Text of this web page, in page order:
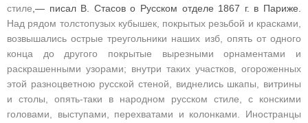
стиле ,— писал В. Стасов о Русском отделе 1867 г. в Париже.
Над рядом толстопузых кубышек, покрытых резьбой и красками,
возвышались острые треугольники наших изб, опять от одного
конца до другого покрытые вырезными орнаментами и
раскрашенными узорами; внутри таких участков, огороженных
этой разноцветною русской стеной, виднелись шкапы, витрины
и столы, опять-таки в народном русском стиле, с конскими
головами, выступами, перехватами и колонками. Иностранцы